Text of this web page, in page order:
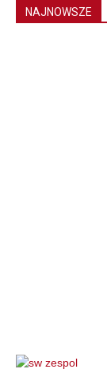
NAJNOWSZE